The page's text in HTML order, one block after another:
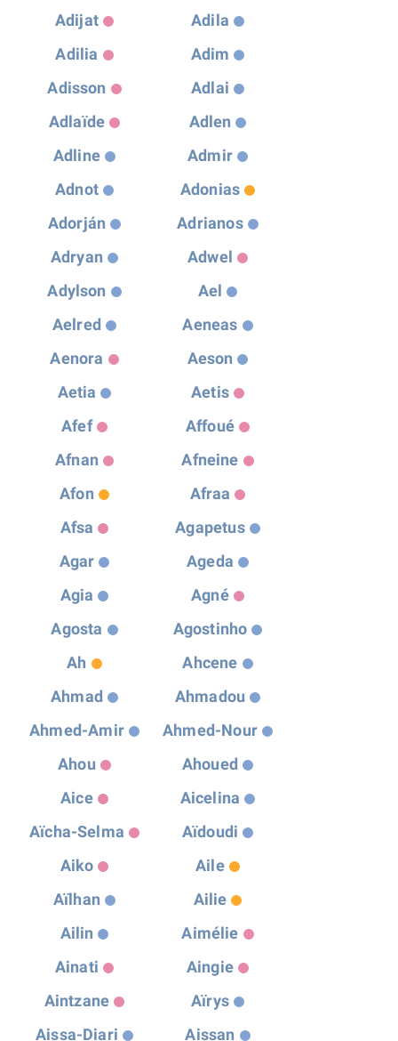
Adijat
Adila
Adilia
Adim
Adisson
Adlai
Adlaïde
Adlen
Adline
Admir
Adnot
Adonias
Adorján
Adrianos
Adryan
Adwel
Adylson
Ael
Aelred
Aeneas
Aenora
Aeson
Aetia
Aetis
Afef
Affoué
Afnan
Afneine
Afon
Afraa
Afsa
Agapetus
Agar
Ageda
Agia
Agné
Agosta
Agostinho
Ah
Ahcene
Ahmad
Ahmadou
Ahmed-Amir
Ahmed-Nour
Ahou
Ahoued
Aice
Aicelina
Aïcha-Selma
Aïdoudi
Aiko
Aile
Aïlhan
Ailie
Ailin
Aimélie
Ainati
Aingie
Aintzane
Aïrys
Aissa-Diari
Aissan